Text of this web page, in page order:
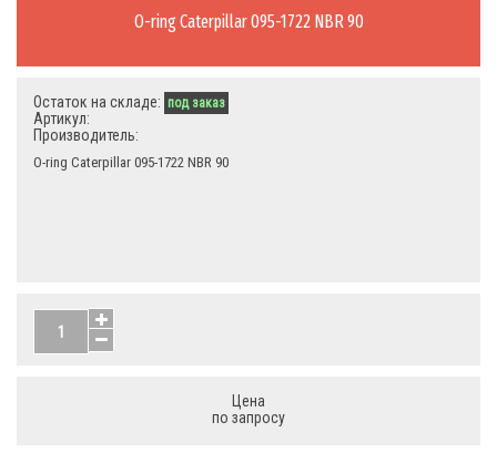
O-ring Caterpillar 095-1722 NBR 90
Остаток на складе: под заказ
Артикул:
Производитель:
O-ring Caterpillar 095-1722 NBR 90
Цена
по запросу